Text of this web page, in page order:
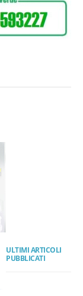
ULTIMI ARTICOLI
PUBBLICATI